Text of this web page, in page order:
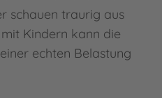
schauen traurig aus
Kindern kann die
echten Belastung